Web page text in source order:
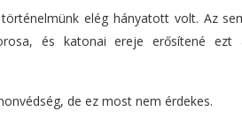
elég hányatott volt. Az
és katonai ereje erősítené ezt
de ez most nem érdekes.